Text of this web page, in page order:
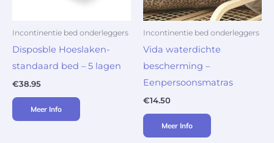
Incontinentie bed onderleggers
Disposble Hoeslaken-
standaard bed – 5 lagen
€38.95
Meer Info
Incontinentie bed onderleggers
Vida waterdichte
bescherming –
Eenpersoonsmatras
€14.50
Meer Info